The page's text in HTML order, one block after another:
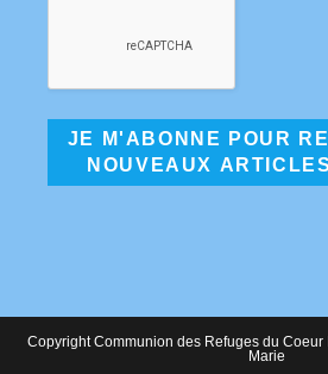
Copyright Communion des Refuges du
Marie